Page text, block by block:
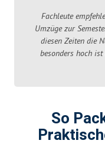
Fachleute
Umzüge zur
diesen Zeiten die
besonders hoch
So